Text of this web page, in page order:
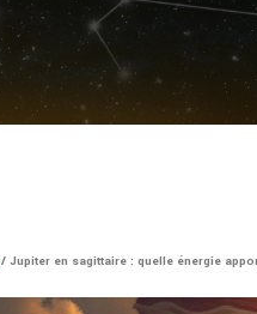
/ Jupiter en sagittaire : quelle énergie